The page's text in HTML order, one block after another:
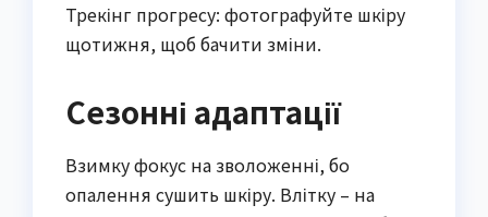
Трекінг прогресу: фотографуйте шкіру
щотижня, щоб бачити зміни.
Сезонні адаптації
Взимку фокус на зволоженні, бо
опалення сушить шкіру. Влітку – на